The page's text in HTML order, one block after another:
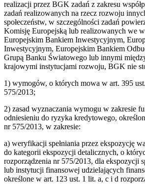
realizacji przez BGK zadań z zakresu
zadań realizowanych na rzecz rozwoju
społeczeństw, w szczególności zadań
Komisję Europejską lub realizowanych we
Europejskim Bankiem Inwestycyjnym,
Inwestycyjnym, Europejskim Bankiem
Grupą Banku Światowego lub innymi
krajowymi instytucjami rozwoju, BGK nie
1) wymogów, o których mowa w art. 395
575/2013;
2) zasad wyznaczania wymogu w zakresie
odniesieniu do ryzyka kredytowego,
nr 575/2013, w zakresie:
a) weryfikacji spełniania przez ekspozycję
do kategorii ekspozycji detalicznych, o
rozporządzenia nr 575/2013, dla ekspozycji
lub instytucji finansowej udzielających
określone w art. 123 ust. 1 lit. a, c i d